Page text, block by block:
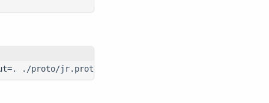
./proto/jr.proto